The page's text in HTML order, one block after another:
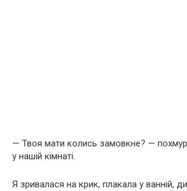
— Твоя мати колись замовкне? —
у нашій кімнаті.
Я зривалася на крик, плакала у ванній,